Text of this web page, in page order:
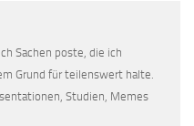
Sachen poste, die ich
Grund für teilenswert halte.
Studien, Memes